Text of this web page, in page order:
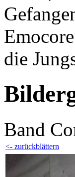
die
Band
<- zurückblättern